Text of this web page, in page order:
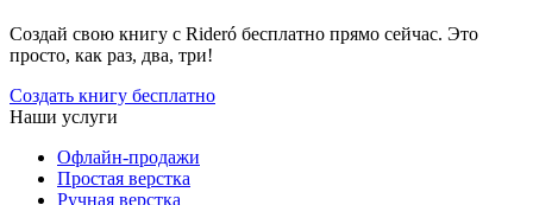
Создай свою книгу с Rideró бесплатно прямо сейчас. Это
просто, как раз, два, три!
Создать книгу бесплатно
Наши услуги
Офлайн-продажи
Простая верстка
Ручная верстка